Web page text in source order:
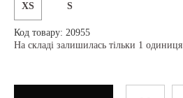
XS S
Код товару: 20955
На складі залишилась тільки 1 одиниця